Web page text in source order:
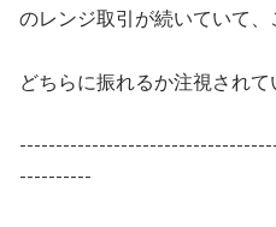
のレンジ取引が続いていて、
どちらに振れるか注視されて
----------